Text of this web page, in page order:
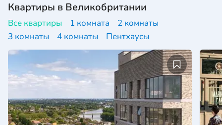
Квартиры в Великобритании
Все квартиры 1 комната
2 комнаты
3 комнаты
4 комнаты Пентхаусы